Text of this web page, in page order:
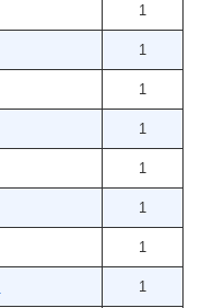
1
1
1
1
1
1
1
1